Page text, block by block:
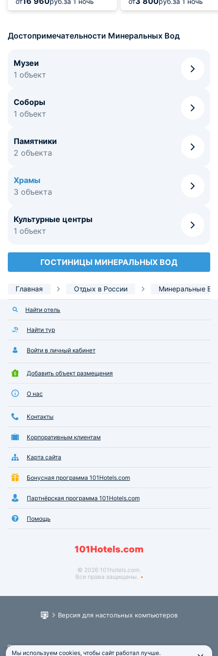
Достопримечательности Минеральных Вод
Музеи
1 объект
Соборы
1 объект
Памятники
2 объекта
Храмы
3 объекта
Культурные центры
1 объект
ГОСТИНИЦЫ МИНЕРАЛЬНЫХ ВОД
Главная Отдых в России Минеральные
Найти отель
Найти тур
Войти в личный кабинет
Добавить объект размещения
О нас
Контакты
Корпоративным клиентам
Карта сайта
Бонусная программа 101Hotels.com
Партнёрская программа 101Hotels.com
Помощь
© 2026 101hotels.com.
Все права защищены.
Версия для настольных компьютеров
Пользовательское соглашение
Мы используем cookies, чтобы сайт работал лучше.